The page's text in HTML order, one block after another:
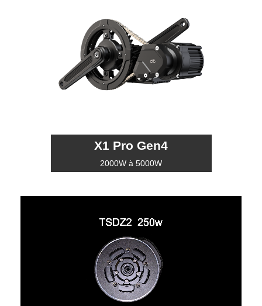
X1 Pro Gen4
2000W à 5000W